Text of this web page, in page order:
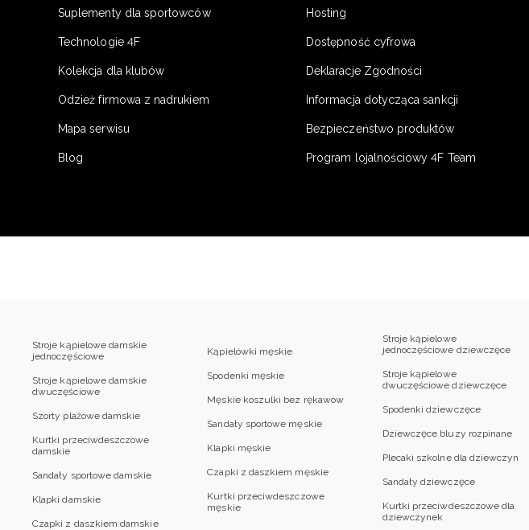
Suplementy dla sportowców
Technologie 4F
Kolekcja dla klubów
Odzież firmowa z nadrukiem
Mapa serwisu
Blog
Hosting
Dostępność cyfrowa
Deklaracje Zgodności
Informacja dotycząca sankcji
Bezpieczeństwo produktów
Program lojalnościowy 4F Team
Stroje kąpielowe damskie
jednoczęściowe
Stroje kąpielowe damskie
dwuczęściowe
Szorty plażowe damskie
Kurtki przeciwdeszczowe
damskie
Sandały sportowe damskie
Klapki damskie
Czapki z daszkiem damskie
Kąpielówki męskie
Spodenki męskie
Męskie koszulki bez rękawów
Sandały sportowe męskie
Klapki męskie
Czapki z daszkiem męskie
Kurtki przeciwdeszczowe
męskie
Stroje kąpielowe
jednoczęściowe dziewczęce
Stroje kąpielowe
dwuczęściowe dziewczęce
Spodenki dziewczęce
Dziewczęce bluzy rozpinane
Plecaki szkolne dla dziewczyn
Sandały dziewczęce
Kurtki przeciwdeszczowe dla
dziewczynek